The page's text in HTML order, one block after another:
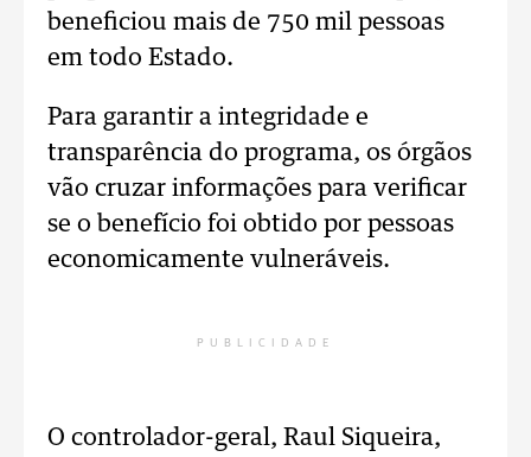
beneficiou mais de 750 mil pessoas
em todo Estado.
Para garantir a integridade e
transparência do programa, os órgãos
vão cruzar informações para verificar
se o benefício foi obtido por pessoas
economicamente vulneráveis.
PUBLICIDADE
O controlador-geral, Raul Siqueira,